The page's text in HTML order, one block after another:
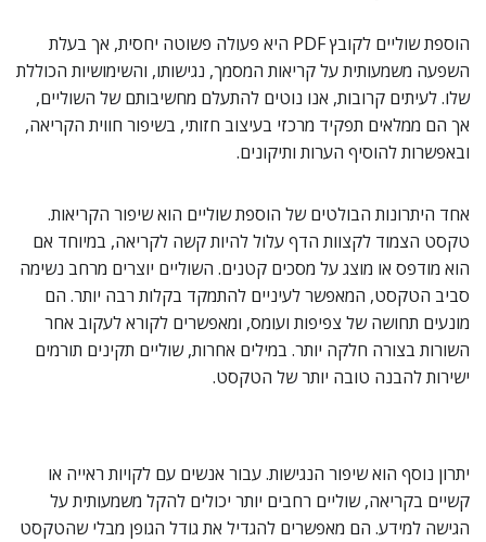
הוספת שוליים לקובץ PDF היא פעולה פשוטה יחסית, אך בעלת
השפעה משמעותית על קריאות המסמך, נגישותו, והשימושיות הכוללת
שלו. לעיתים קרובות, אנו נוטים להתעלם מחשיבותם של השוליים,
אך הם ממלאים תפקיד מרכזי בעיצוב חזותי, בשיפור חווית הקריאה,
ובאפשרות להוסיף הערות ותיקונים.
אחד היתרונות הבולטים של הוספת שוליים הוא שיפור הקריאות.
טקסט הצמוד לקצוות הדף עלול להיות קשה לקריאה, במיוחד אם
הוא מודפס או מוצג על מסכים קטנים. השוליים יוצרים מרחב נשימה
סביב הטקסט, המאפשר לעיניים להתמקד בקלות רבה יותר. הם
מונעים תחושה של צפיפות ועומס, ומאפשרים לקורא לעקוב אחר
השורות בצורה חלקה יותר. במילים אחרות, שוליים תקינים תורמים
ישירות להבנה טובה יותר של הטקסט.
יתרון נוסף הוא שיפור הנגישות. עבור אנשים עם לקויות ראייה או
קשיים בקריאה, שוליים רחבים יותר יכולים להקל משמעותית על
הגישה למידע. הם מאפשרים להגדיל את גודל הגופן מבלי שהטקסט